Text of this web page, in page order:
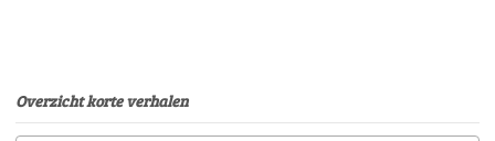
Overzicht korte verhalen